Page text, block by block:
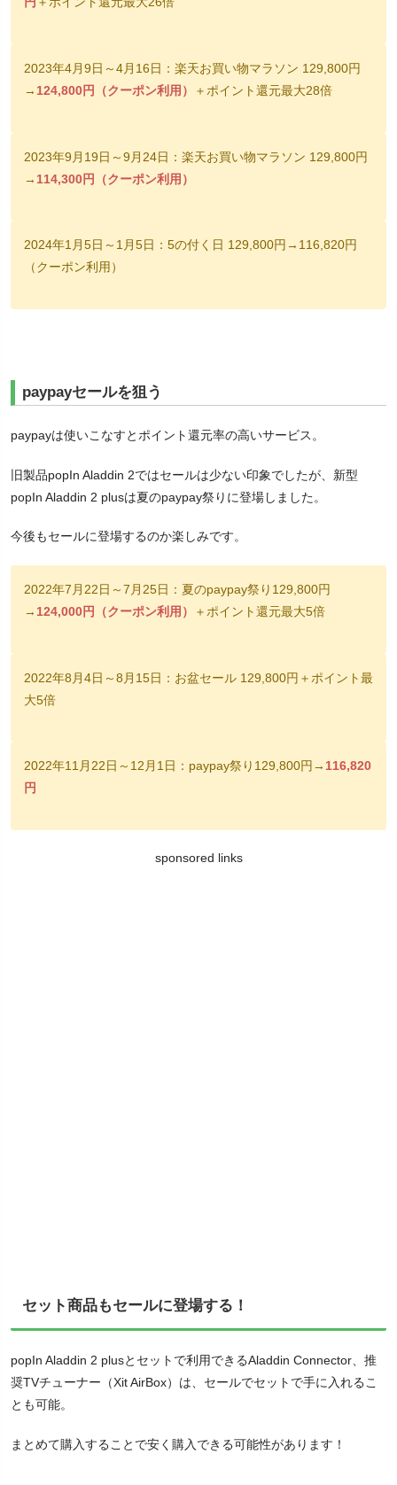
2023年4月9日～4月16日：楽天お買い物マラソン 129,800円
→ 124,800円（クーポン利用） ＋ポイント還元最大28倍
2023年9月19日～9月24日：楽天お買い物マラソン 129,800円
→ 114,300円（クーポン利用）
2024年1月5日～1月5日：5の付く日 129,800円→116,820円
（クーポン利用）
paypayセールを狙う
paypayは使いこなすとポイント還元率の高いサービス。
旧製品popIn Aladdin 2ではセールは少ない印象でしたが、新型
popIn Aladdin 2 plusは夏のpaypay祭りに登場しました。
今後もセールに登場するのか楽しみです。
2022年7月22日～7月25日：夏のpaypay祭り129,800円
→ 124,000円（クーポン利用） ＋ポイント還元最大5倍
2022年8月4日～8月15日：お盆セール 129,800円＋ポイント最
大5倍
2022年11月22日～12月1日：paypay祭り129,800円→ 116,820
円
sponsored links
セット商品もセールに登場する！
popIn Aladdin 2 plusとセットで利用できるAladdin Connector、推
奨TVチューナー（Xit AirBox）は、セールでセットで手に入れるこ
とも可能。
まとめて購入することで安く購入できる可能性があります！